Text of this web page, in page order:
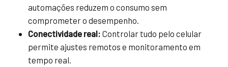
automações reduzem o consumo sem
comprometer o desempenho.
Conectividade real: Controlar tudo pelo celular
permite ajustes remotos e monitoramento em
tempo real.